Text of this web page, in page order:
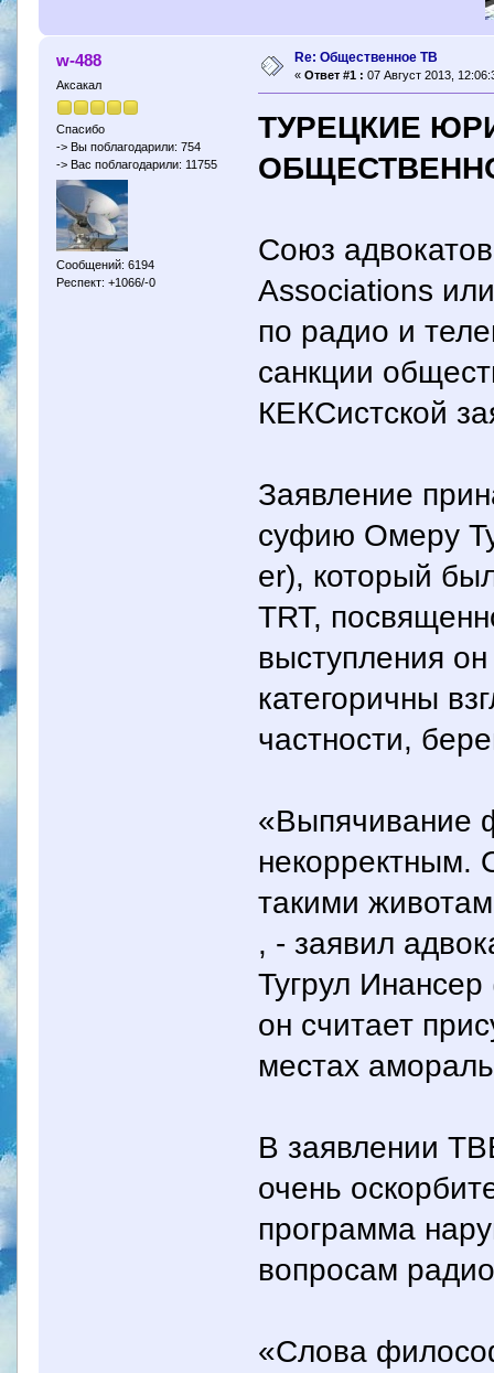
w-488
Аксакал
Спасибо
-> Вы поблагодарили: 754
-> Вас поблагодарили: 11755
Сообщений: 6194
Респект: +1066/-0
Re: Общественное ТВ
« Ответ #1 : 07 Август 2013,
ТУРЕЦКИЕ
Союз
Associations
по радио и
санкции
КЕКСистской
Заявление
суфию Омеру
er), который
TRT,
выступления
категоричны
частности,
«Выпячивание
некорректным.
такими
, - заявил
Тугрул
он считает
местах
В заявлении
очень
программа
вопросам
«Слова